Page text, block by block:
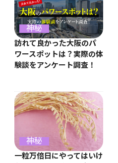
神秘
訪れて良かった大阪のパ
ワースポットは？実際の体
験談をアンケート調査！
神秘
一粒万倍日にやってはいけ